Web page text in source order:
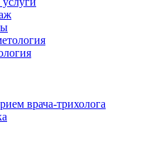
врача-трихолога